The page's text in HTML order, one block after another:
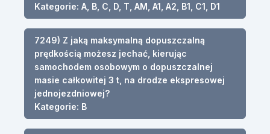
Kategorie: A, B, C, D, T, AM, A1, A2, B1, C1, D1
7249) Z jaką maksymalną dopuszczalną
prędkością możesz jechać, kierując
samochodem osobowym o dopuszczalnej
masie całkowitej 3 t, na drodze ekspresowej
jednojezdniowej?
Kategorie: B